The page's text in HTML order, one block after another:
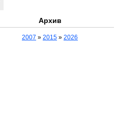
Архив
2007 » 2015 » 2026